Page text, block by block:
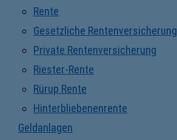
Rente
Gesetzliche Rentenversicherung
Private Rentenversicherung
Riester-Rente
Rürup Rente
Hinterbliebenenrente
Geldanlagen